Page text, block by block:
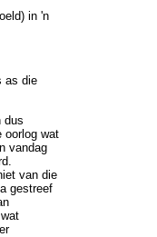
in 'n
as die
dus
oorlog wat
vandag
van die
gestreef